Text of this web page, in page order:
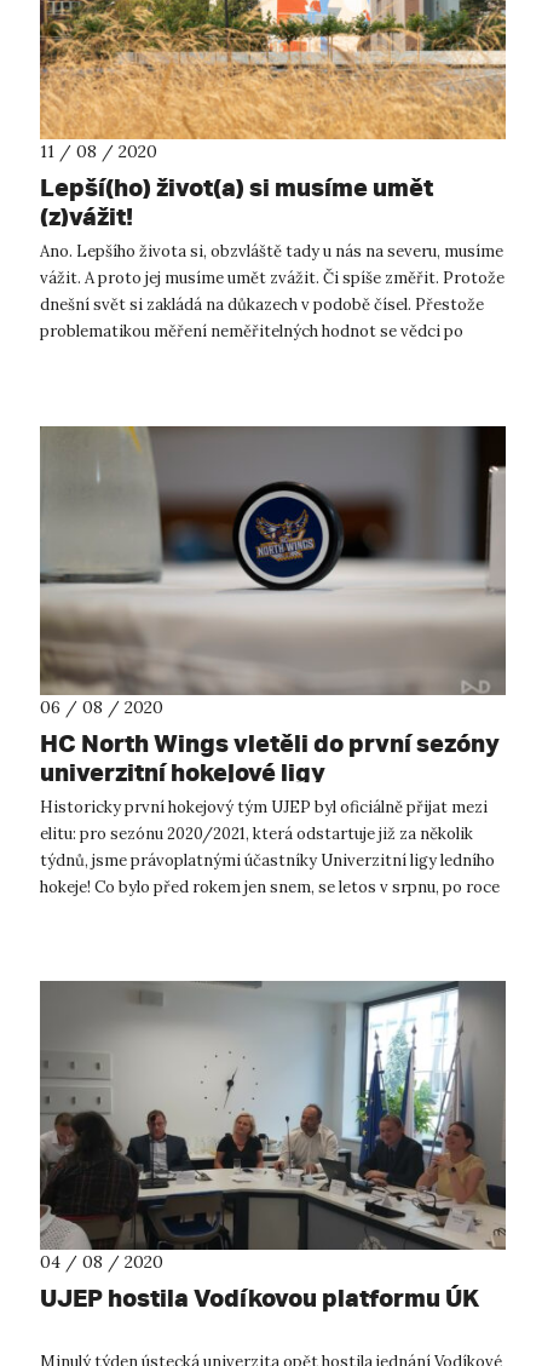
11 / 08 / 2020
Lepší(ho) život(a) si musíme umět
(z)vážit!
Ano. Lepšího života si, obzvláště tady u nás na severu, musíme
vážit. A proto jej musíme umět zvážit. Či spíše změřit. Protože
dnešní svět si zakládá na důkazech v podobě čísel. Přestože
problematikou měření neměřitelných hodnot se vědci po
06 / 08 / 2020
HC North Wings vletěli do první sezóny
univerzitní hokejové ligy
Historicky první hokejový tým UJEP byl oficiálně přijat mezi
elitu: pro sezónu 2020/2021, která odstartuje již za několik
týdnů, jsme právoplatnými účastníky Univerzitní ligy ledního
hokeje! Co bylo před rokem jen snem, se letos v srpnu, po roce
04 / 08 / 2020
UJEP hostila Vodíkovou platformu ÚK
Minulý týden ústecká univerzita opět hostila jednání Vodíkové